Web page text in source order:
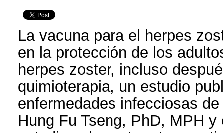
La vacuna para el herpes
en la protección de los
herpes zoster, incluso
quimioterapia, un estudio
enfermedades infecciosas
Hung Fu Tseng, PhD, MPH